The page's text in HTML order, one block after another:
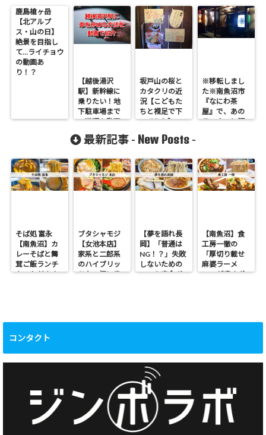
鹿島槍ヶ岳
【北アルプ
ス・山の日】
絶景を目指し
て…ライチョウ
の動画あ
り！？
【越後湯沢
駅】新幹線に
乗りたい！地
下駐車場まで
の道順を動画
にて紹介
坂戸山の桜と
カタクリの近
況【こどもた
ちと裸足で下
ってみた】
※移転しまし
た※南魚沼市
『なにわ茶
屋』で、あの
ランナーと語
最新記事 - New Posts -
そば処 富永
【南魚沼】カ
レーそばと舞
茸ご飯ランチ
をいただきま
ブタシャモジ
【女池本店】
家系と二郎系
のハイブリッ
ドな一杯に思
【夢を語れ長
岡】「普通は
NG！？」失敗
しないための
コール完全ガ
【南魚沼】食
工房一徹の
「厚切り載せ
麻婆ラーメ
ン」が凄すぎ
コンタクト